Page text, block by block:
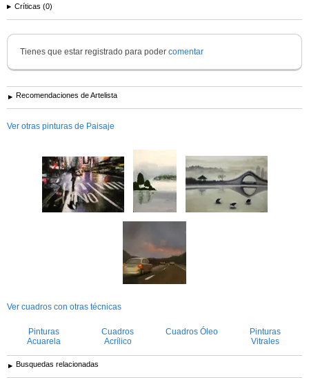
Críticas (0)
Tienes que estar registrado para poder comentar
Recomendaciones de Artelista
Ver otras pinturas de Paisaje
Ver cuadros con otras técnicas
Pinturas
Acuarela
Cuadros
Acrílico
Cuadros Óleo
Pinturas
Vitrales
Busquedas relacionadas